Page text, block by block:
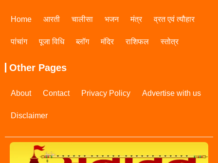
Home आरती चालीसा भजन मंत्र व्रत एवं त्यौहार
पांचांग पूजा विधि ब्लॉग मंदिर राशिफल स्तोत्र
Other Pages
About Contact Privacy Policy Advertise with us
Disclaimer